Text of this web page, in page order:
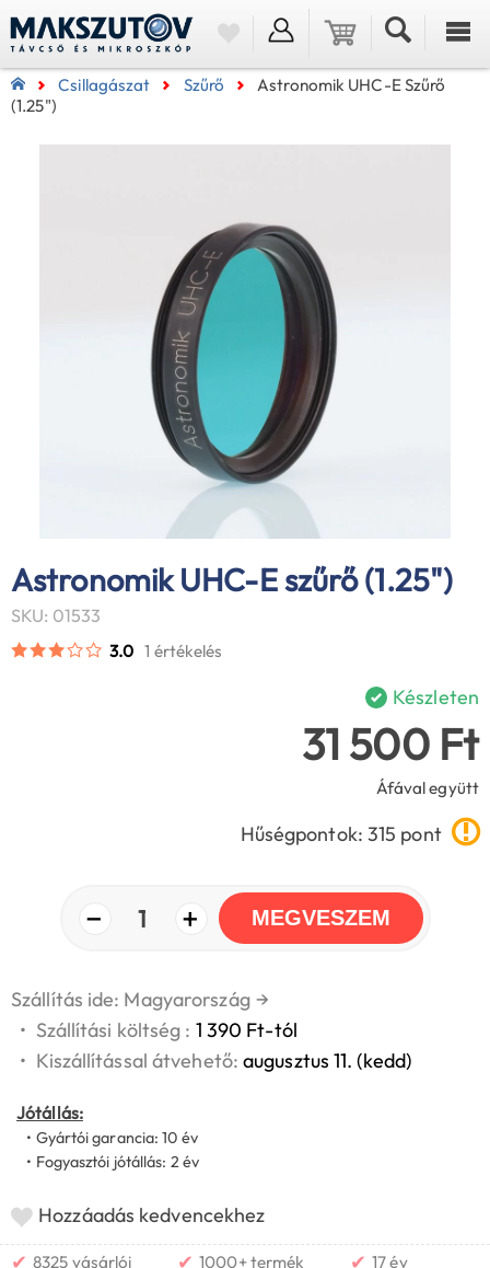
Csillagászat Szűrő
Astronomik UHC-E Szűrő
(1.25")
Astronomik UHC-E szűrő (1.25")
SKU: 01533
3.0 1 értékelés
Készleten
31 500 Ft
Áfával együtt
Hűségpontok: 315 pont
− 1 + MEGVESZEM
Szállítás ide: Magyarország →
• Szállítási költség : 1 390 Ft-tól
• Kiszállítással átvehető:augusztus 11. (kedd)
Jótállás:
• Gyártói garancia: 10 év
• Fogyasztói jótállás: 2 év
Hozzáadás kedvencekhez
✔ 8325 vásárlói
✔ 1000+ termék
✔ 17 év